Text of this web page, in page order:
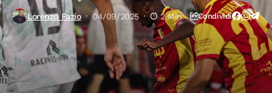
Lorenzo Fazio 04/09/2025 2 Min Condividi